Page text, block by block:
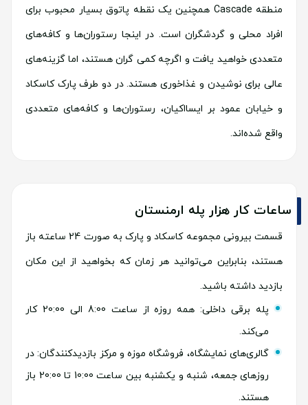
منطقه Cascade همچنین یک نقطه پاتوق بسیار محبوب برای
افراد محلی و گردشگران است. در اینجا رستوران‌ها و کافه‌های
متعددی خواهید یافت و اگرچه کمی گران هستند، اما گزینه‌های
عالی برای نوشیدن و غذاخوری هستند. در دو طرف پارک کاسکاد
و خیابان عمود بر ایسااکیان، رستوران‌ها و کافه‌های متعددی
واقع شده‌اند.
ساعات کار هزار پله ارمنستان
قسمت بیرونی مجموعه کاسکاد و پارک به صورت 24 ساعته باز
هستند، بنابراین می‌توانید هر زمان که بخواهید از این مکان
بازدید داشته باشید.
پله برقی داخلی: همه روزه از ساعت 8:00 الی 20:00 کار
می‌کند.
گالری‌های نمایشگاه، فروشگاه موزه و مرکز بازدیدکنندگان: در
روزهای جمعه، شنبه و یکشنبه بین ساعت 10:00 تا 20:00 باز
هستند.